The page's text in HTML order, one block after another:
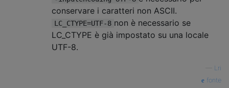
conservare i caratteri non ASCII.
LC_CTYPE=UTF-8 non è necessario se
LC_CTYPE è già impostato su una locale
UTF-8.
Lri
fonte